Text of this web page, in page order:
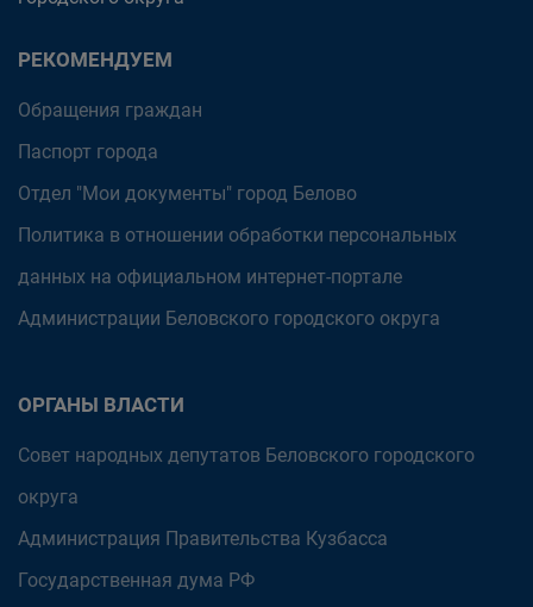
РЕКОМЕНДУЕМ
Обращения граждан
Паспорт города
Отдел "Мои документы" город Белово
Политика в отношении обработки персональных
данных на официальном интернет-портале
Администрации Беловского городского округа
ОРГАНЫ ВЛАСТИ
Совет народных депутатов Беловского городского
округа
Администрация Правительства Кузбасса
Государственная дума РФ